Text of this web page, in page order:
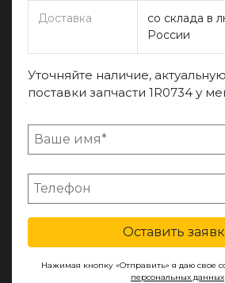
Доставка
со склада в
России
Уточняйте наличие,
поставки запчасти 1R0734 у
Оставить
Нажимая кнопку «Отправить» я даю свое
персональных данных